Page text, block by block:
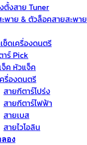
ตั้งสาย Tuner
พาย & ตัวล็อคสายสะพาย
ช็ดเครื่องดนตรี
ร์ Pick
ค หัวแจ็ค
รื่องดนตรี
สายกีตาร์โปร่ง
สายกีตาร์ไฟฟ้า
สายเบส
สายไวโอลิน
อง